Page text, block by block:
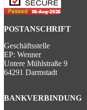
POSTANSCHRIFT
Geschäftsstelle
EP: Wenner
Untere Mühlstraße 9
64291 Darmstadt
BANKVERBINDUNG